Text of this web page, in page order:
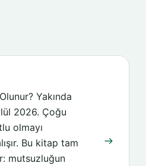
Yakında
2026. Çoğu
olmayı
Bu kitap tam
mutsuzluğun